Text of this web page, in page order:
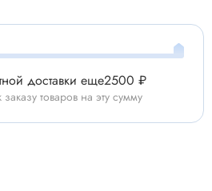
доставки еще2500 ₽
заказу товаров на эту сумму